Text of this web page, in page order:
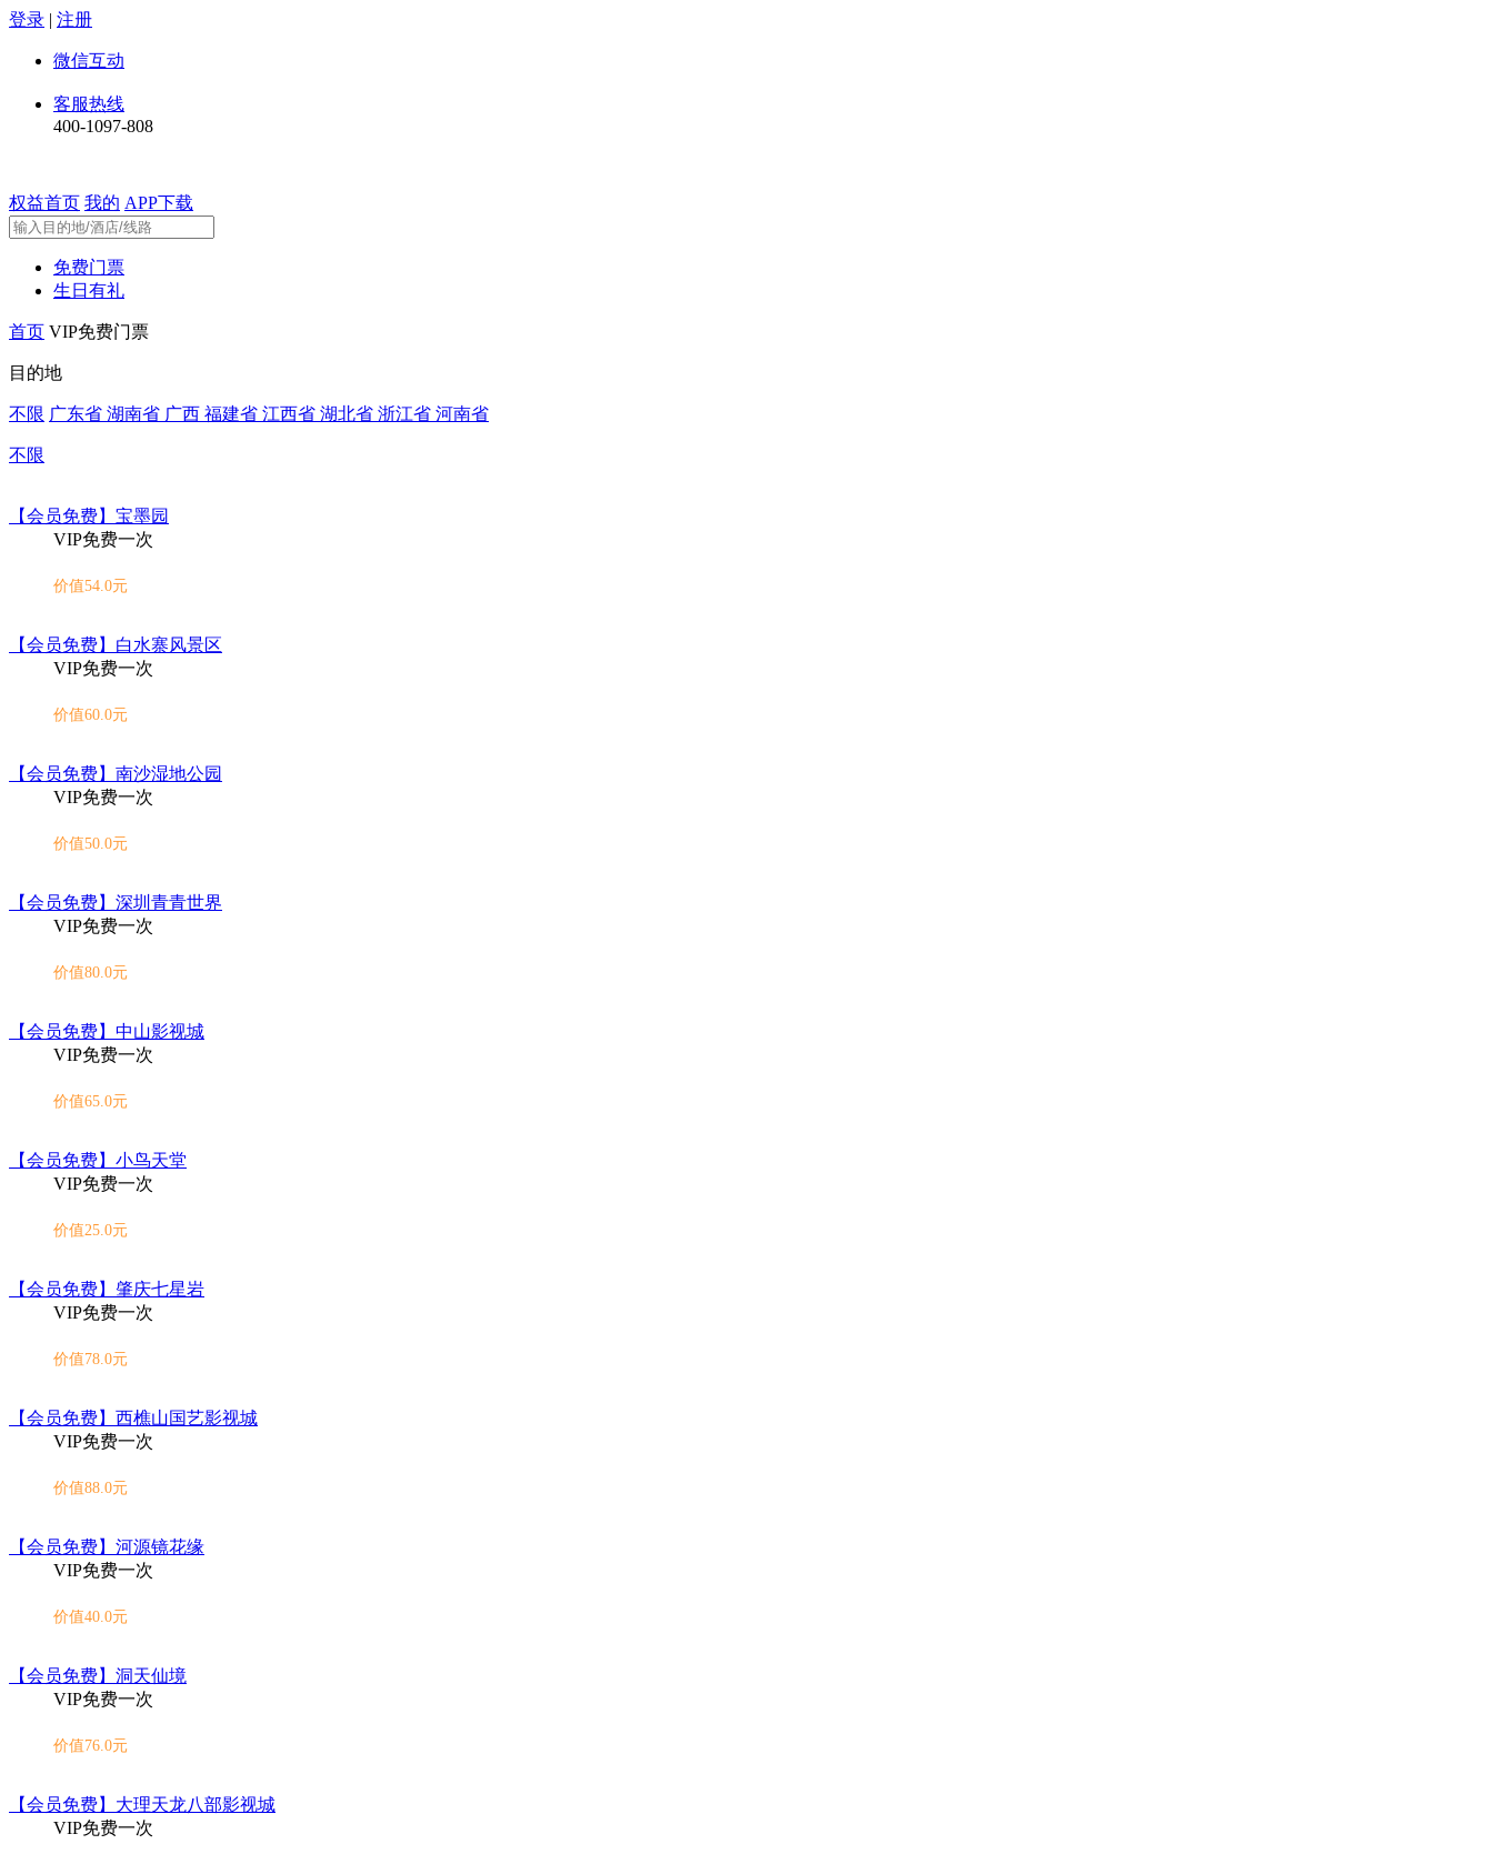
登录 | 注册
微信互动
客服热线
400-1097-808
权益首页 我的 APP下载
免费门票
生日有礼
首页 VIP免费门票
目的地
不限 广东省 湖南省 广西 福建省 江西省 湖北省 浙江省 河南省
不限
【会员免费】宝墨园
VIP免费一次
价值54.0元
【会员免费】白水寨风景区
VIP免费一次
价值60.0元
【会员免费】南沙湿地公园
VIP免费一次
价值50.0元
【会员免费】深圳青青世界
VIP免费一次
价值80.0元
【会员免费】中山影视城
VIP免费一次
价值65.0元
【会员免费】小鸟天堂
VIP免费一次
价值25.0元
【会员免费】肇庆七星岩
VIP免费一次
价值78.0元
【会员免费】西樵山国艺影视城
VIP免费一次
价值88.0元
【会员免费】河源镜花缘
VIP免费一次
价值40.0元
【会员免费】洞天仙境
VIP免费一次
价值76.0元
【会员免费】大理天龙八部影视城
VIP免费一次